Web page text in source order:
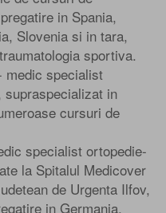
in Spania,
Slovenia si in tara,
sportiva.
medic specialist
supraspecializat in
cursuri de
specialist ortopedie-
la Spitalul Medicover
de Urgenta Ilfov,
in Germania,